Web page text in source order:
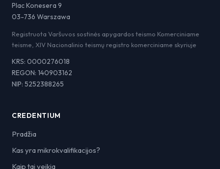
Plac Konesera 9
03-736 Warszawa
Registruota Varšuvos sostinės apygardos teismo Komerciniame
teisme, XIV Nacionalinio teismų registro komerciniame skyriuje
KRS: 0000276018
REGON: 140903162
NIP: 5252388265
CREDENTIUM
Pradžia
Kas yra mikrokvalifikacijos?
Kaip tai veikia